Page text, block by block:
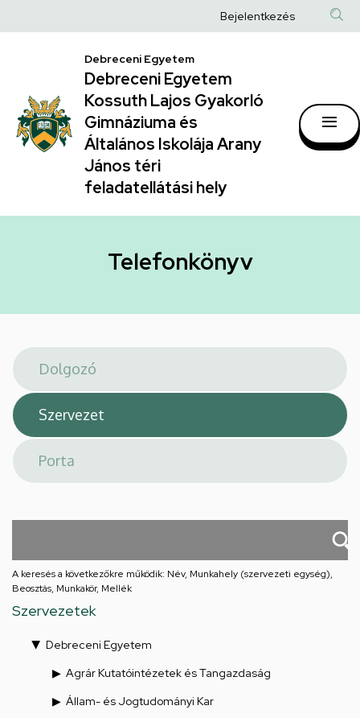
|
Debreceni
Egyetem
Kossuth
Lajos
Gyakorló
Általános
Arany
János
téri
feladatellátási
hely
a
Anonim
fiók
menüje
Bejelentkezés
Debreceni Egyetem
Debreceni Egyetem
Kossuth Lajos Gyakorló
Gimnáziuma és
Általános Iskolája Arany
János téri
feladatellátási hely
Telefonkönyv
A keresés a következőkre működik: Név, Munkahely (szervezeti egység),
Beosztás, Munkakör, Mellék
Szervezetek
Debreceni Egyetem
Agrár Kutatóintézetek és Tangazdaság
Állam- és Jogtudományi Kar